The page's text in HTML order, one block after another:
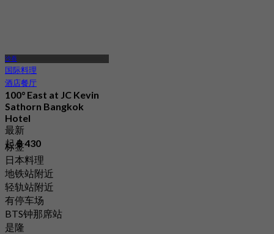
沙吞
国际料理
酒店餐厅
100° East at JC Kevin
Sathorn Bangkok
Hotel
最新
起฿ 430
标签
日本料理
地铁站附近
轻轨站附近
有停车场
BTS钟那席站
是隆